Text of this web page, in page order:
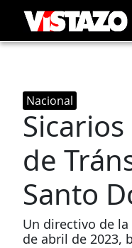
Nacional
de
Santo
Un directivo de la
de abril de 2023,